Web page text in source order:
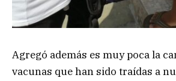
Agregó además es muy poca la
vacunas que han sido traídas a